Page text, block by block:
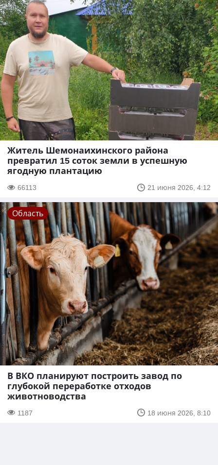
Житель Шемонаихинского района
превратил 15 соток земли в успешную
ягодную плантацию
66113 21 июня 2026, 4:12
Область
В ВКО планируют построить завод по
глубокой переработке отходов
животноводства
1187 18 июня 2026, 8:10